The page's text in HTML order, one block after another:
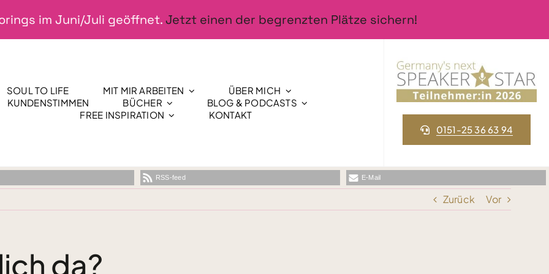
im Juni/Juli geöffnet. Jetzt einen der begrenzten Plätze sichern!
SOUL TO LIFE MIT MIR ARBEITEN
ÜBER MICH
KUNDENSTIMMEN
BÜCHER
BLOG & PODCASTS
FREE INSPIRATION
KONTAKT
0151-25 36 63 94
RSS-feed E-Mail
Zurück Vor
da?